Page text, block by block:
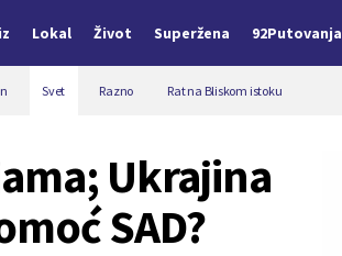
Lokal Život Superžena 92Putovanja
Svet Razno Rat na Bliskom istoku
Ukrajina
SAD?